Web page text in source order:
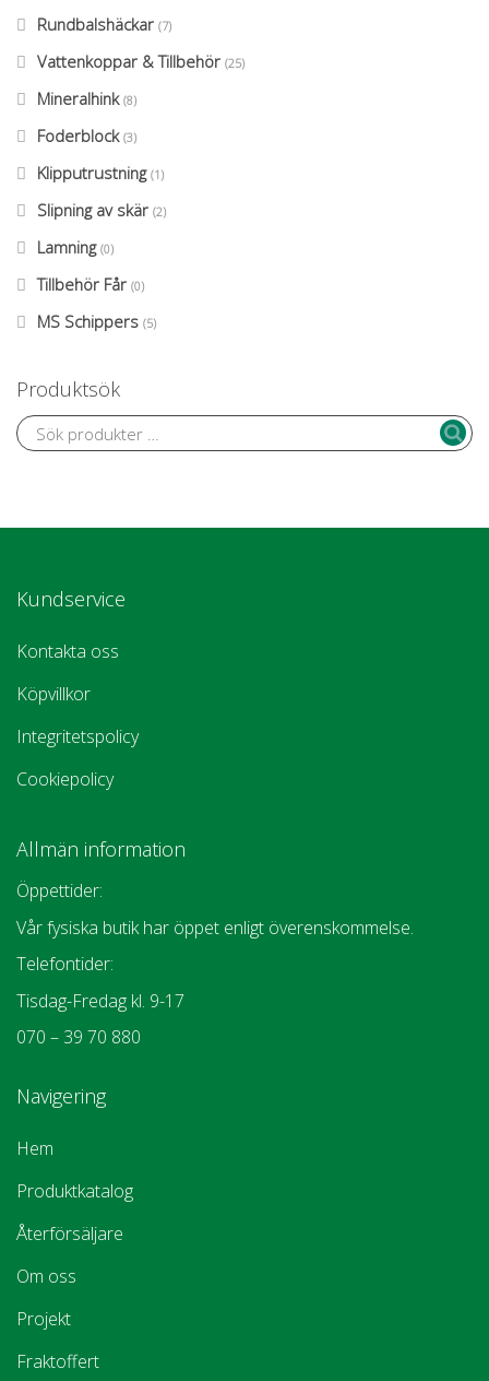
Rundbalshäckar (7)
Vattenkoppar & Tillbehör (25)
Mineralhink (8)
Foderblock (3)
Klipputrustning (1)
Slipning av skär (2)
Lamning (0)
Tillbehör Får (0)
MS Schippers (5)
Produktsök
Kundservice
Kontakta oss
Köpvillkor
Integritetspolicy
Cookiepolicy
Allmän information
Öppettider:
Vår fysiska butik har öppet enligt överenskommelse.
Telefontider:
Tisdag-Fredag kl. 9-17
070 – 39 70 880
Navigering
Hem
Produktkatalog
Återförsäljare
Om oss
Projekt
Fraktoffert